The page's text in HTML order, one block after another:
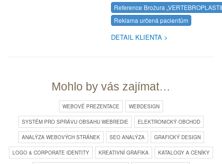
Reference Brožura
Reklama určená pacientům
DETAIL KLIENTA
Mohlo by vás zajímat…
WEBOVÉ PREZENTACE WEBDESIGN
SYSTÉM PRO SPRÁVU OBSAHU WEBREDIE ELEKTRONICKÝ OBCHOD
ANALÝZA WEBOVÝCH STRÁNEK SEO ANALÝZA GRAFICKÝ DESIGN
LOGO & CORPORATE IDENTITY KREATIVNÍ GRAFIKA KATALOGY A CENÍKY